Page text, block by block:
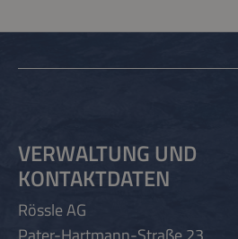
VERWALTUNG UND
KONTAKTDATEN
Rössle AG